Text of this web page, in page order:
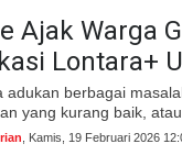
Ajak Warga
Lontara+
adukan berbagai
yang kurang baik,
, Kamis, 19 Februari 2026